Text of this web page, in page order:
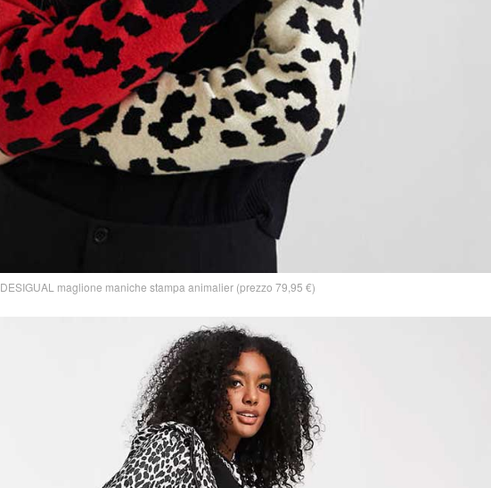
DESIGUAL maglione maniche stampa animalier (prezzo 79,95 €)